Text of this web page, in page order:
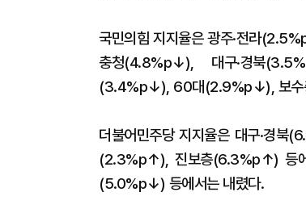
국민의힘 지지율은 광주·전라
충청(4.8%p↓), 대구·경북
(3.4%p↓), 60대(2.9%p↓), 보수
더불어민주당 지지율은 대구·
(2.3%p↑), 진보층(6.3%p↑) 등
(5.0%p↓) 등에서는 내렸다.